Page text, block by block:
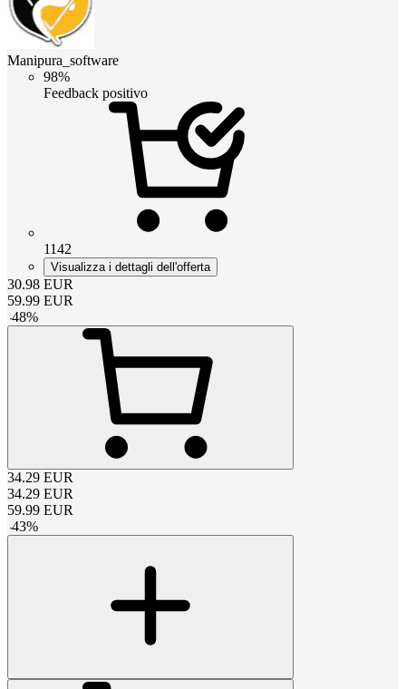
Manipura_software
98%
Feedback positivo
1142
Visualizza i dettagli dell'offerta
30.98 EUR
59.99 EUR
-48%
34.29 EUR
34.29 EUR
59.99 EUR
-43%